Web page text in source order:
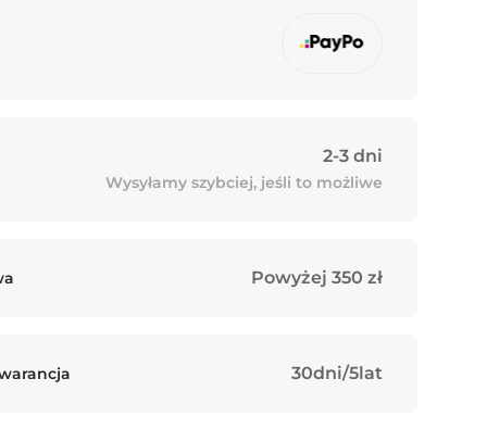
2-3 dni
Wysyłamy szybciej, jeśli to możliwe
Powyżej 350 zł
30dni/5lat